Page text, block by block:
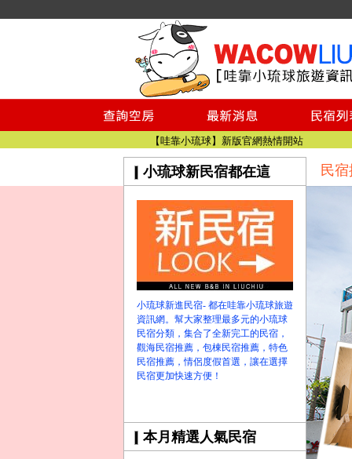
小琉球民宿空房
小琉球民宿
小琉球民宿推薦
【小琉球民宿特約】東港停車場!!看這邊
小琉球民宿 最完整的旅遊資訊都在這
【哇靠小琉球】新版官網熱情開站
【哇靠小琉球粉絲團】即時動態!!
小琉球民宿空房
小琉球民宿
小琉球民宿推薦
【小琉球民宿特約】東港停車場!!看這邊
小琉球民宿 最完整的旅遊資訊都在這
【哇靠小琉球】新版官網熱情開站
【哇靠小琉球粉絲團】即時動態!!
小琉球新民宿都在這
小琉球新進民宿- 都在哇靠小琉球旅遊
資訊網。幫大家整理最多元的小琉球
民宿分類，集合了全新完工的民宿，
觀海民宿推薦，包棟民宿推薦，特色
民宿推薦，情侶度假首選，讓在選擇
民宿更加快速方便！
本月精選人氣民宿
民